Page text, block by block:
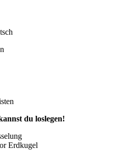
du loslegen!